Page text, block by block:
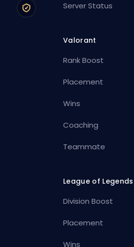
Server Status
Valorant
Rank Boost
Placement
Wins
Coaching
Teammate
League of Legends
Division Boost
Placement
Wins